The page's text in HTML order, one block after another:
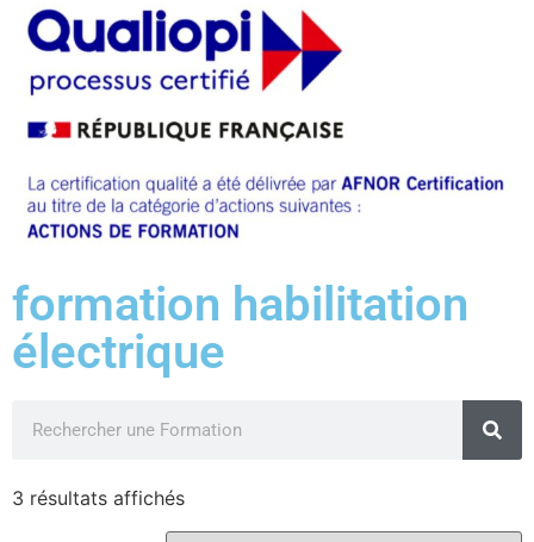
formation habilitation
électrique
3 résultats affichés